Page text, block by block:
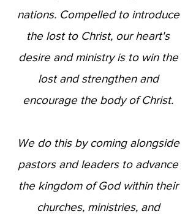
nations. Compelled to introduce
the lost to Christ, our heart's
desire and ministry is to win the
lost and strengthen and
encourage the body of Christ.
We do this by coming alongside
pastors and leaders to advance
the kingdom of God within their
churches, ministries, and